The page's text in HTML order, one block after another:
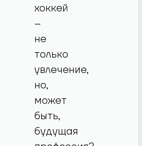
хоккей
–
не
только
увлечение,
но,
может
быть,
будущая